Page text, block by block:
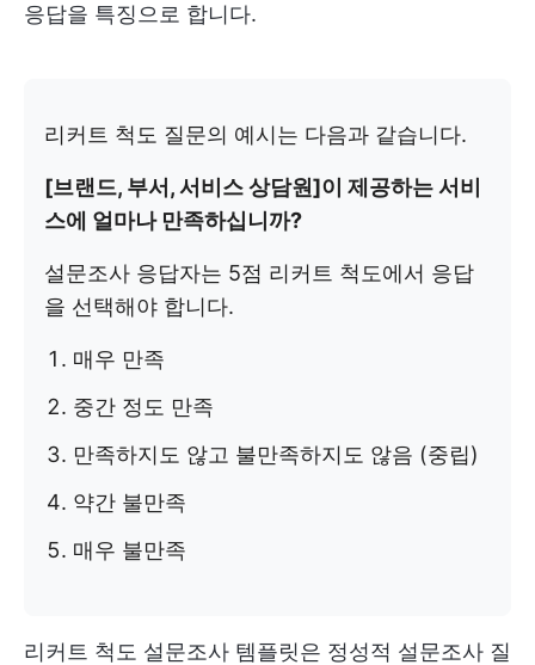
응답을 특징으로 합니다.
리커트 척도 질문의 예시는 다음과 같습니다.
[브랜드, 부서, 서비스 상담원]이 제공하는 서비
스에 얼마나 만족하십니까?
설문조사 응답자는 5점 리커트 척도에서 응답
을 선택해야 합니다.
매우 만족
중간 정도 만족
만족하지도 않고 불만족하지도 않음 (중립)
약간 불만족
매우 불만족
리커트 척도 설문조사 템플릿은 정성적 설문조사 질